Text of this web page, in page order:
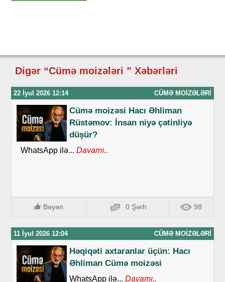
Digər “Cümə moizələri ” Xəbərləri
22 İyul 2026 12:14 CÜMƏ MOIZƏLƏRI
Cümə moizəsi Hacı Əhliman
Rüstəmov: İnsan niyə çətinliyə
düşür?
WhatsApp ilə... Davamı..
Bəyən 0 Şərh 98
11 İyul 2026 12:04 CÜMƏ MOIZƏLƏRI
Həqiqəti axtaranlar üçün: Hacı
Əhliman Cümə moizəsi
WhatsApp ilə... Davamı..